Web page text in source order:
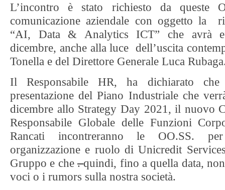
L’incontro è stato richiesto da queste
comunicazione aziendale con oggetto la
“AI, Data & Analytics ICT” che avrà
dicembre, anche alla luce dell’uscita
Tonella e del Direttore Generale Luca
Il Responsabile HR, ha dichiarato che
presentazione del Piano Industriale che
dicembre allo Strategy Day 2021, il nuovo
Responsabile Globale delle Funzioni
Rancati incontreranno le OO.SS.
organizzazione e ruolo di Unicredit
Gruppo e che .quindi, fino a quella data,
voci o i rumors sulla nostra società.